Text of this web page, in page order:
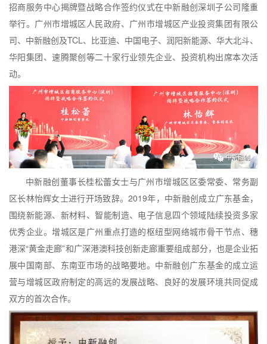
招商服务中心揭牌暨战略合作签约仪式在中新融创深圳子公司隆重
举行。广州市增城区人民政府、广州市增城区产业投资集团有限公
司、中新融创及TCL、比亚迪、中国电子、润阳新能源、华大北斗、
华阳集团、速腾聚创等二十家行业领先企业、投资机构出席本次活
动。
中新融创董事长桂松蕾女士与广州市增城区区委常委、常务副
区长林怡辉女士进行开场致辞。2019年，中新融创成立广东基金，
围绕新能源、新材料、智能制造、电子信息四个领域陆续投资多家
优秀企业。增城区是广州重点打造的枢纽型网络城市骨干节点、穗
港深“黄金走廊”和广深港澳科技创新走廊重要组成部分，也是企业拓
展中国南部、东南亚市场的战略要地。中新融创广东基金的成立运
营与增城区政府制定的高远的发展战略、良好的发展环境共同促成
双方的首次合作。